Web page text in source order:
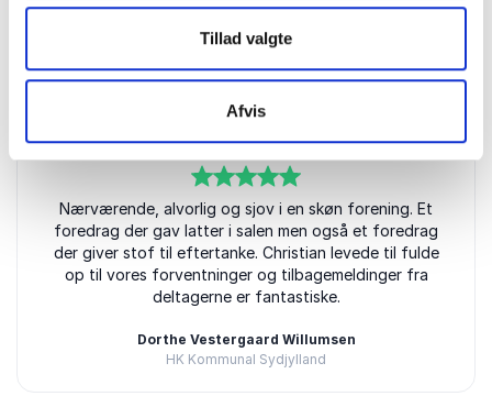
Tillad valgte
Afvis
Kundeanmeldelser
5ud af5
Nærværende, alvorlig og sjov i en skøn forening. Et
foredrag der gav latter i salen men også et foredrag
der giver stof til eftertanke. Christian levede til fulde
op til vores forventninger og tilbagemeldinger fra
deltagerne er fantastiske.
Dorthe Vestergaard Willumsen
HK Kommunal Sydjylland